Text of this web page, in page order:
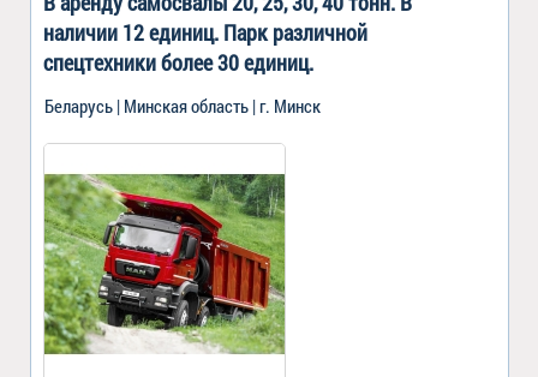
наличии 12 единиц. Парк различной
спецтехники более 30 единиц.
Беларусь | Минская область | г. Минск